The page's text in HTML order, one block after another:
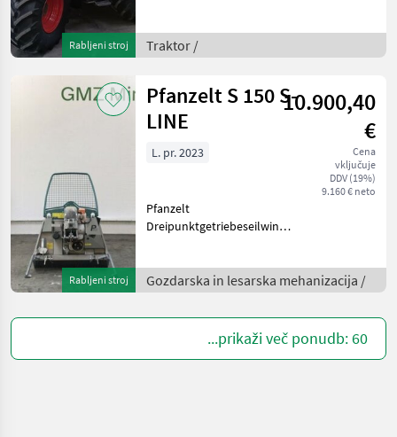
Rabljeni stroj
FH, FZW,
položaj/razbremenitev,
Traktor /
Rabljeni stroj
Pfanzelt S 150 S-
LINE
10.900,40
€
Cena
vključuje
DDV (19%)
9.160 € neto
L. pr. 2023
Pfanzelt
Dreipunktgetriebeseilwinde
kN, Zugkraft obere Seillage
40 kN, eigene Ölversorgung
über Kolbenpumpe mit S
Gozdarska in lesarska mehanizacija /
...prikaži več ponudb: 60